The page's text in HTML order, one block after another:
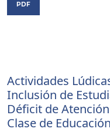
PDF
Actividades
Inclusión de
Déficit de
Clase de